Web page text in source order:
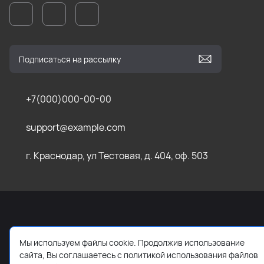
+7(000)000-00-00
support@example.com
г. Краснодар, ул Тестовая, д. 404, оф. 503
2026 © Все права защищены. Работает наReadyScript
Мы используем файлы cookie. Продолжив использование
сайта, Вы соглашаетесь с политикой использования файлов